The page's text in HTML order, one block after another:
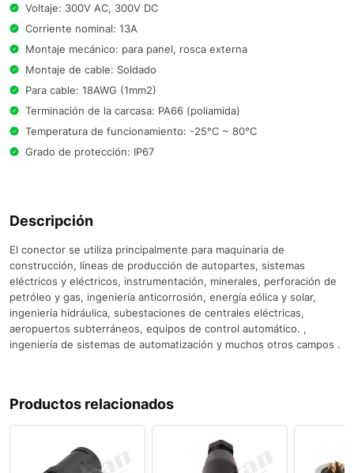
Voltaje: 300V AC, 300V DC
Corriente nominal: 13A
Montaje mecánico: para panel, rosca externa
Montaje de cable: Soldado
Para cable: 18AWG (1mm2)
Terminación de la carcasa: PA66 (poliamida)
Temperatura de funcionamiento: -25°C ~ 80°C
Grado de protección: IP67
Descripción
El conector se utiliza principalmente para maquinaria de
construcción, líneas de producción de autopartes, sistemas
eléctricos y eléctricos, instrumentación, minerales, perforación de
petróleo y gas, ingeniería anticorrosión, energía eólica y solar,
ingeniería hidráulica, subestaciones de centrales eléctricas,
aeropuertos subterráneos, equipos de control automático. ,
ingeniería de sistemas de automatización y muchos otros campos .
Productos relacionados